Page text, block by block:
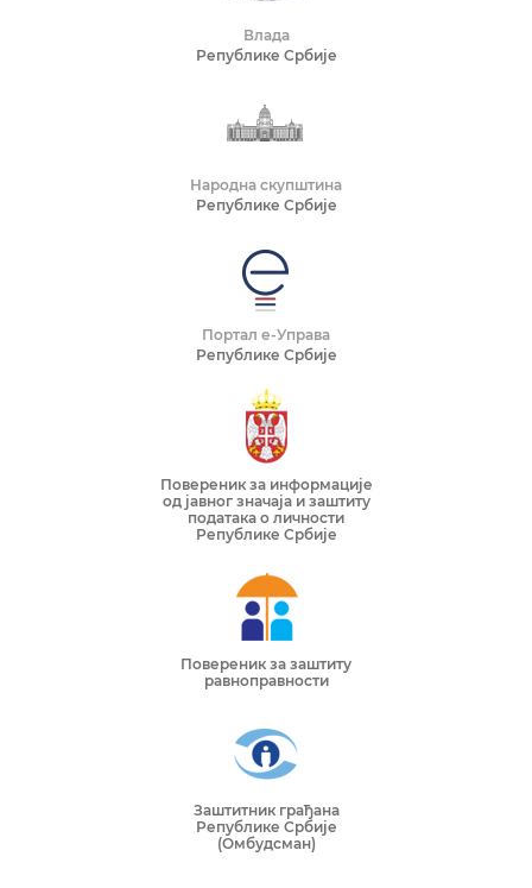
Влада
Републике Србије
Народна скупштина
Републике Србије
Портал е-Управа
Републике Србије
Повереник за информације
од јавног значаја и заштиту
података о личности
Републике Србије
Повереник за заштиту
равноправности
Заштитник грађана
Републике Србије
(Омбудсман)